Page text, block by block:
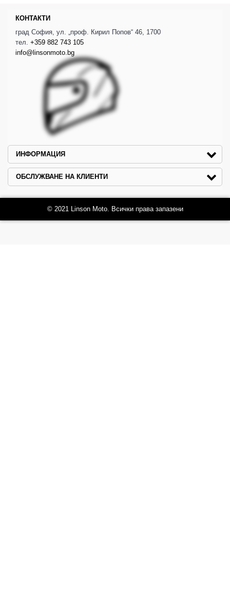
КОНТАКТИ
град София, ул. „проф. Кирил Попов“ 46, 1700
тел. +359 882 743 105
info@linsonmoto.bg
ИНФОРМАЦИЯ
ОБСЛУЖВАНЕ НА КЛИЕНТИ
© 2021 Linson Moto. Всички права запазени